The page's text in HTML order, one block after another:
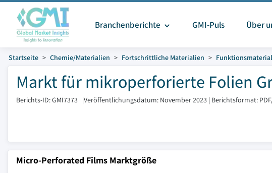
Branchenberichte GMI-Puls Über
Startseite Chemie/Materialien Fortschrittliche Materialien
Markt für mikroperforierte Folien
Berichts-ID: GMI7373 |Veröffentlichungsdatum: November 2023 | Berichtsformat:
Micro-Perforated Films Marktgröße